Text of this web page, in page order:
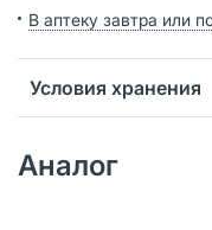
В аптеку завтра или
Условия хранения
Аналог